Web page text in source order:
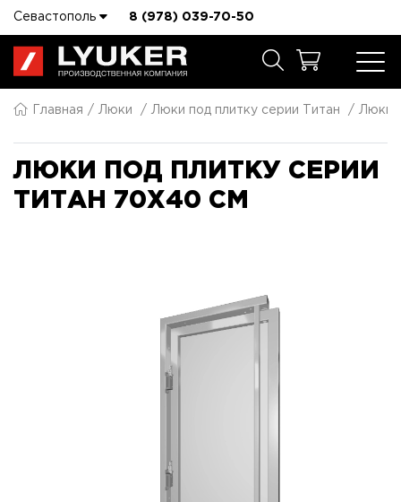
Севастополь 8 (978) 039-70-50
Главная Люки Люки под плитку серии Титан Люки
ЛЮКИ ПОД ПЛИТКУ СЕРИИ
ТИТАН 70X40 СМ